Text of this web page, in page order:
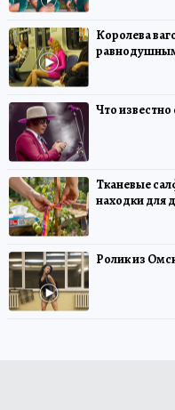
Королева
Что
Тканевые
находки для
Ролик из